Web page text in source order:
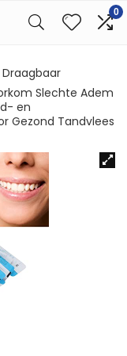
0
Draagbaar
Slechte Adem
en
Gezond Tandvlees